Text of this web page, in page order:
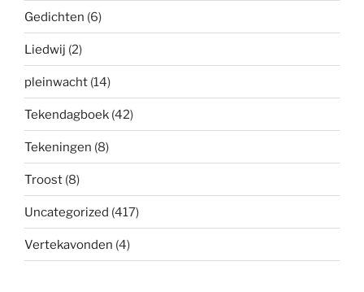
Gedichten (6)
Liedwij (2)
pleinwacht (14)
Tekendagboek (42)
Tekeningen (8)
Troost (8)
Uncategorized (417)
Vertekavonden (4)